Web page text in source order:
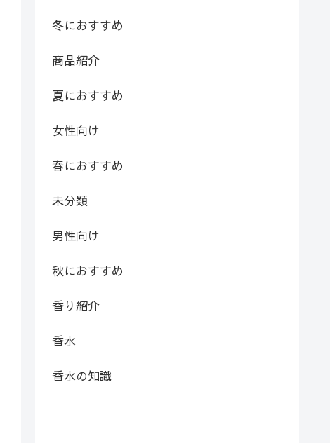
冬におすすめ
商品紹介
夏におすすめ
女性向け
春におすすめ
未分類
男性向け
秋におすすめ
香り紹介
香水
香水の知識